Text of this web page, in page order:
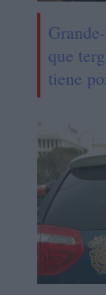
que
tiene